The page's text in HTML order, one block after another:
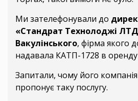
Ми зателефонували до
«Стандрат Технолоджі
Вакулінського, фірма якого
надавала КАТП-1728 в оренду
Запитали, чому його
пропонує таку послугу.